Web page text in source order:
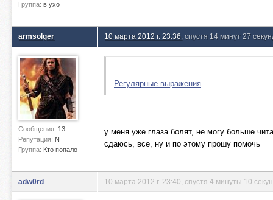
Группа: в ухо
armsolger
Сообщения: 13
Репутация: N
Группа: Кто попало
10 марта 2012 г. 23:36 , спустя 14 минут 27
Регулярные выражения
у меня уже глаза болят, не могу больше
сдаюсь, все, ну и по этому прошу помочь
adw0rd 10 марта 2012 г. 23:40 , спустя 4 минуты 10